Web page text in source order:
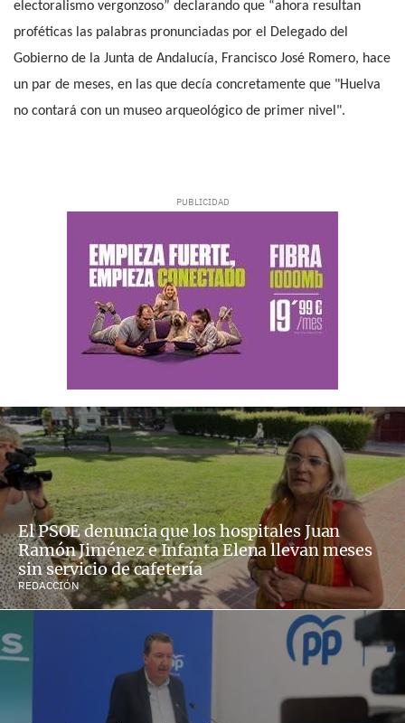
electoralismo vergonzoso” declarando que “ahora resultan
proféticas las palabras pronunciadas por el Delegado del
Gobierno de la Junta de Andalucía, Francisco José Romero, hace
un par de meses, en las que decía concretamente que "Huelva
no contará con un museo arqueológico de primer nivel".
El PSOE denuncia que los hospitales Juan
Ramón Jiménez e Infanta Elena llevan meses
sin servicio de cafetería
REDACCIÓN